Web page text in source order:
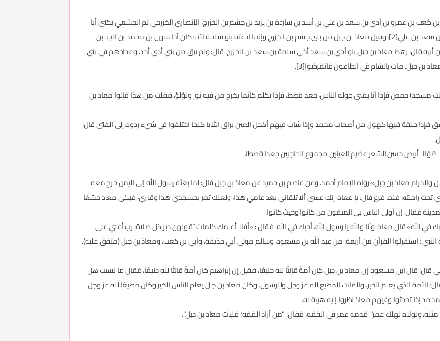
بن عمرو بن أدي بن سعد بن علي بن أسد بن ساردة بن يزيد بن جشم بن الخزرج، الأنصاري الخزرجي ثم الجشمي يكنى أبا
عبد الرحمن. وقد نسبه بعضهم في بني سلمة بن سعد بن علي[2]، وقيل معاذ بن جبل من بني جشم بن الخزرج وإنما ادعته بنو سلمة لأنه كان أخا سهل بن محمد بن الجد بن
عن أبيه قال: رهط معاذ بن جبل بنو أدي بن سعد أخي سلمة بن سعد بن الخزرج. قال: ولم يبق من بني أدي أحد، وعدادهم في بني
بن جبل. مات بالشام في الطاعون فانقرضوا[3].
مسجد) حمص فإذا أنا بفتى حوله الناس، جعد قطط، فإذا تكلم كأنما يخرج من فيه نور ولؤلؤ، فقلت من هذا قالوا معاذ بن
حلقة فيها كهول من أصحاب محمد وإذا شاب فيهم أكحل العين براق الثنايا كلما اختلفوا في شيء ردوه إلى الفتى قال:
طَوَالا أبيض حسن الشعر عظيم العينين مجموع الحاجبين جعدا قططا.
والحرام معاذ بن جبل» رواه الإمام أحمد. وعن عاصم بن حميد عن معاذ بن جبل قال: لما بعثه رسول الله إلى اليمن خرج معه
تحت راحلته، فلما فرغ قال: يا معاذ، إنك عسى ألا تلقاني بعد عامي هذا، ولعلك تمر بمسجدي هذا وقبري، فبكى معاذ خشعًا
فقال: إن أولى الناس بي المتقون من كانوا وحيث كانوا.
في الله» قال معاذ: وأنا والله يا رسول الله، أحبك في الله. فقال : «أفلا أعلمك كلمات تقولهن دبر كل صلاة: رب أعني على
قال ابن مسعود: إن معاذ بن جبل كان أمةً قانتًا لله حنيفًا، فقيل إن إبراهيم كان أمةً قانتًا لله حنيفًا، فقال ما نسيت هل
الأمة الذي يعلم الخير، والقانت المطيع لله عز وجل وللرسول، وكان معاذ بن جبل يعلم الناس الخير وكان مطيعًا لله عز وجل
تحدثوا وفيهم معاذ نظروا إليه هيبة له.
ولولاه لهلك عمر". قدمه عمر في الفقه، فقال: "من أراد الفقه؛ فليأت معاذ بن جبل".